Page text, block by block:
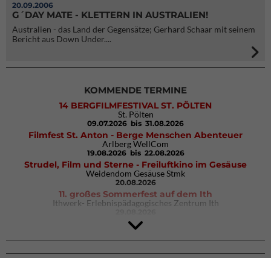
20.09.2006
G´DAY MATE - KLETTERN IN AUSTRALIEN!
Australien - das Land der Gegensätze; Gerhard Schaar mit seinem
Bericht aus Down Under....
KOMMENDE TERMINE
14 BERGFILMFESTIVAL ST. PÖLTEN
St. Pölten
09.07.2026 bis 31.08.2026
Filmfest St. Anton - Berge Menschen Abenteuer
Arlberg WellCom
19.08.2026 bis 22.08.2026
Strudel, Film und Sterne - Freiluftkino im Gesäuse
Weidendom Gesäuse Stmk
20.08.2026
11. großes Sommerfest auf dem Ith
Ithwerk- Erlebnispädagogisches Zentrum Ith
Rock Master Arco
Arco (IT)
02.10.2026bis 04.10.2026